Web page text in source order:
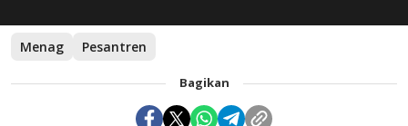
Menag Pesantren
Bagikan